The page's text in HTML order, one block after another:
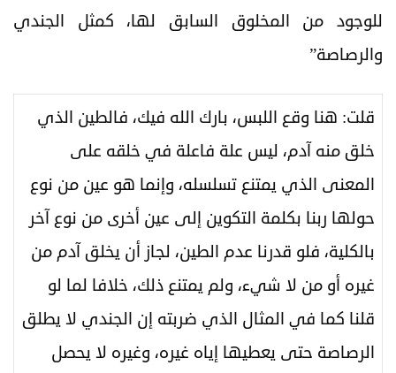
للوجود من المخلوق السابق لها، كمثل الجندي
والرصاصة”
قلت: هنا وقع اللبس، بارك الله فيك، فالطين الذي
خلق منه آدم، ليس علة فاعلة في خلقه على
المعنى الذي يمتنع تسلسله، وإنما هو عين من نوع
حولها ربنا بكلمة التكوين إلى عين أخرى من نوع آخر
بالكلية، فلو قدرنا عدم الطين، لجاز أن يخلق آدم من
غيره أو من لا شيء، ولم يمتنع ذلك، خلافا لما لو
قلنا كما في المثال الذي ضربته إن الجندي لا يطلق
الرصاصة حتى يعطيها إياه غيره، وغيره لا يحصل